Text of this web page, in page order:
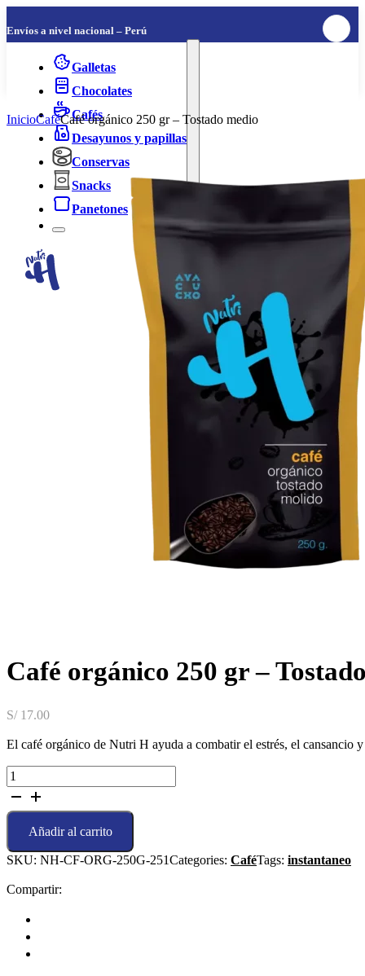
Envíos a nivel nacional – Perú
Galletas
Chocolates
Cafés
Desayunos y papillas
Conservas
Snacks
Panetones
InicioCaféCafé orgánico 250 gr – Tostado medio
Café orgánico 250 gr –
S/17.00
El café orgánico de Nutri H ayuda a combatir el estrés, el cansancio
Café
orgánico
Tostado
cantidad
Añadir al carrito
SKU: NH-CF-ORG-250G-251Categories: CaféTags: instantaneo
Compartir: